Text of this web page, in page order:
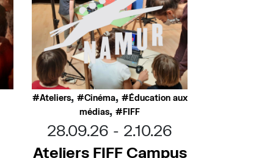
Ateliers, Cinéma,
Éducation aux
médias, FIFF
28.09.26
2.10.26
Ateliers FIFF Campus